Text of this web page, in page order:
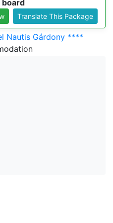
board
Translate This Package
Nautis Gárdony ****